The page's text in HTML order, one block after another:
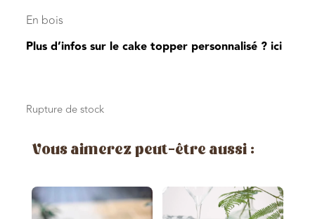
En bois
Plus d’infos sur le cake topper personnalisé ? ici
Rupture de stock
Vous aimerez peut-être aussi :